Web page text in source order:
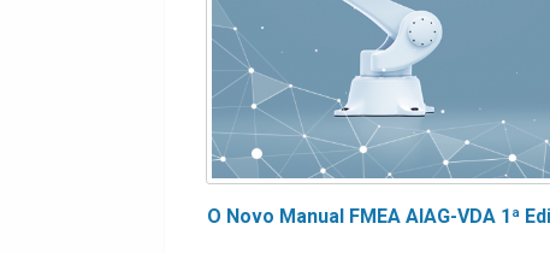
O Novo Manual FMEA AIAG-VDA 1ª